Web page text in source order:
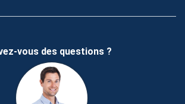
vous des questions ?